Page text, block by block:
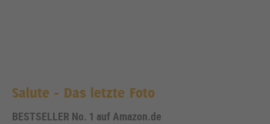
Salute - Das letzte Foto
BESTSELLER No. 1 auf Amazon.de